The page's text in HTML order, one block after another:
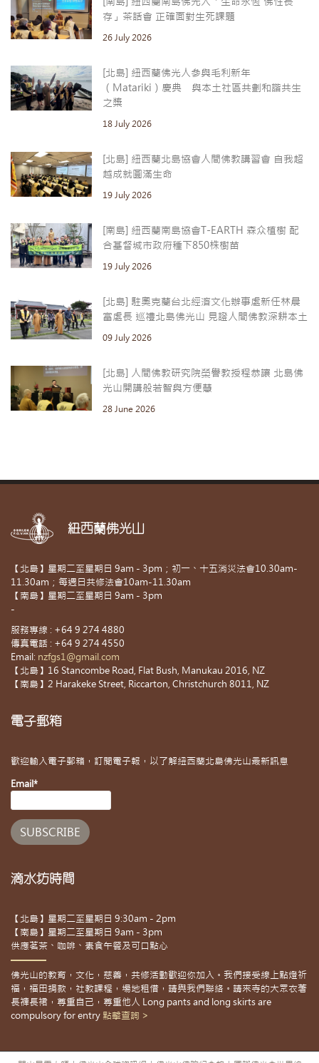
存」茶話會 正確面對生死課題
26 July 2026
[北島] 紐西蘭佛光人參與毛利新年
（Matariki）慶典 與本土社區共劃和諧共生
之槳
18 July 2026
[北島] 紐西蘭北島協會人間佛教講習會 自我超
越成就圓滿生命
19 July 2026
[南島] 紐西蘭南島協會T-EARTH 森众植樹 配
合基督城市政府種下850株樹苗
19 July 2026
[北島] 駐奧克蘭台北經濟文化辦事處新任林晨
富處長 巡禮北島佛光山 見證人間佛教深耕本土
09 July 2026
[北島] 人間佛教研究院榮譽教授程恭讓 北島佛
光山開講般若智與方便慧
28 June 2026
紐西蘭佛光山
【北島】星期二至星期日 9am - 3pm；初一、十五消災法會10.30am-
11.30am；每週日共修法會10am-11.30am
【南島】星期二至星期日 9am - 3pm
-
服務專線 : +64 9 274 4880
傳真電話 : +64 9 274 4550
Email: nzfgs1@gmail.com
【北島】16 Stancombe Road, Flat Bush, Manukau 2016, NZ
【南島】2 Harakeke Street, Riccarton, Christchurch 8011, NZ
電子郵箱
歡迎輸入電子郵箱，訂閱電子報，以了解紐西蘭北島佛光山最新訊息
Email*
滴水坊時間
【北島】星期二至星期日 9:30am - 2pm
【南島】星期二至星期日 9am - 3pm
供應茗茶、咖啡、素食午餐及可口點心
佛光山的教育，文化，慈善，共修活動歡迎你加入。我們接受線上點燈祈
福，福田捐款，社教課程，場地租借，請與我們聯絡。請來寺的大眾衣著
長褲長裙，尊重自己，尊重他人 Long pants and long skirts are
compulsory for entry 點擊查詢 >